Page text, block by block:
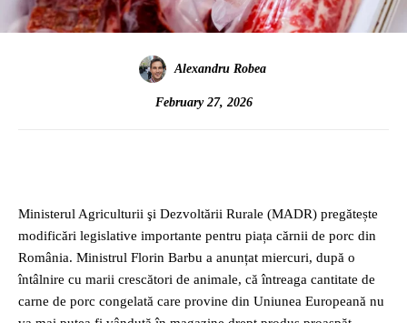
Alexandru Robea
February 27, 2026
Ministerul Agriculturii şi Dezvoltării Rurale (MADR) pregătește
modificări legislative importante pentru piața cărnii de porc din
România. Ministrul Florin Barbu a anunțat miercuri, după o
întâlnire cu marii crescători de animale, că întreaga cantitate de
carne de porc congelată care provine din Uniunea Europeană nu